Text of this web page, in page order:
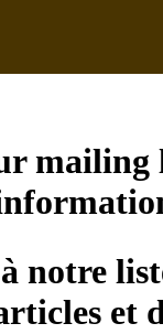
mailing
notre